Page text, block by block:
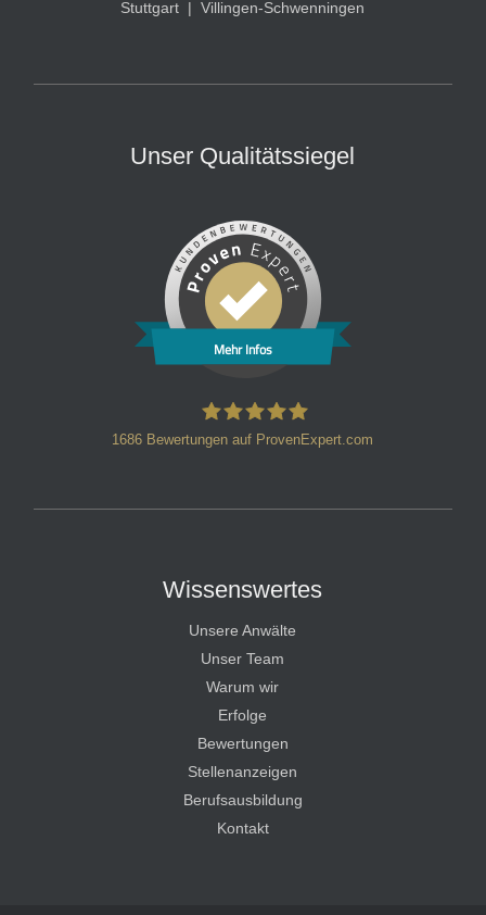
Stuttgart | Villingen-Schwenningen
Unser Qualitätssiegel
Mehr Infos
1686 Bewertungen auf ProvenExpert.com
Wissenswertes
Unsere Anwälte
Unser Team
Warum wir
Erfolge
Bewertungen
Stellenanzeigen
Berufsausbildung
Kontakt